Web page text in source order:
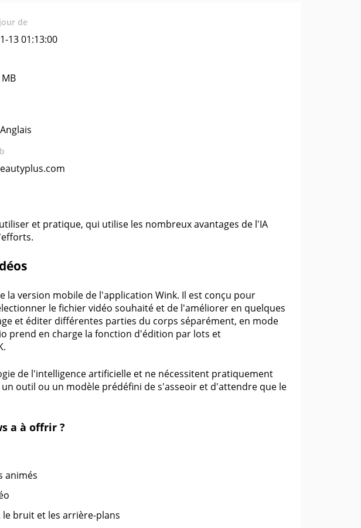
de
13 01:13:00
et pratique, qui utilise les nombreux avantages de l'IA
la version mobile de l'application Wink. Il est conçu pour
le fichier vidéo souhaité et de l'améliorer en quelques
et éditer différentes parties du corps séparément, en mode
prend en charge la fonction d'édition par lots et
de l'intelligence artificielle et ne nécessitent pratiquement
outil ou un modèle prédéfini de s'asseoir et d'attendre que le
a à offrir ?
animés
bruit et les arrière-plans